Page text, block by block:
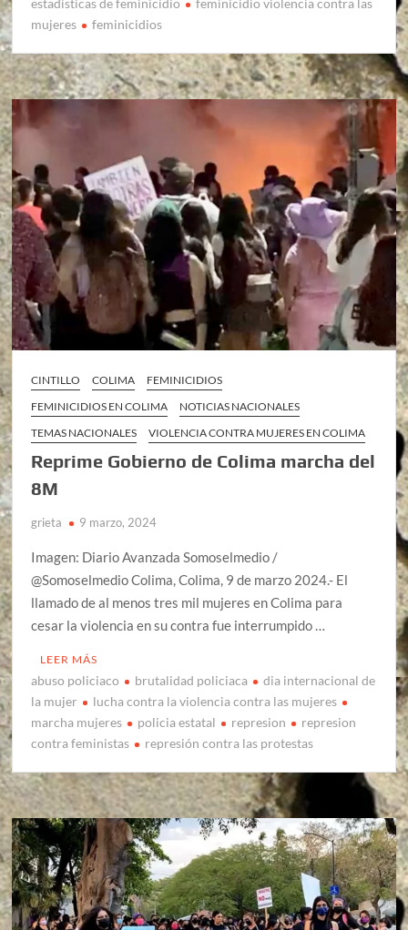
estadisticas de feminicidio
feminicidio violencia contra las
mujeres
feminicidios
CINTILLO COLIMA
FEMINICIDIOS
FEMINICIDIOS EN COLIMA
NOTICIAS NACIONALES
TEMAS NACIONALES
VIOLENCIA CONTRA MUJERES EN COLIMA
Reprime Gobierno de Colima marcha del
8M
grieta 9 marzo, 2024
Imagen: Diario Avanzada Somoselmedio /
@Somoselmedio Colima, Colima, 9 de marzo 2024.- El
llamado de al menos tres mil mujeres en Colima para
cesar la violencia en su contra fue interrumpido …
LEER MÁS
abuso policiaco brutalidad policiaca
dia internacional de
la mujer
lucha contra la violencia contra las mujeres
marcha mujeres
policia estatal represion
represion
contra feministas
represión contra las protestas